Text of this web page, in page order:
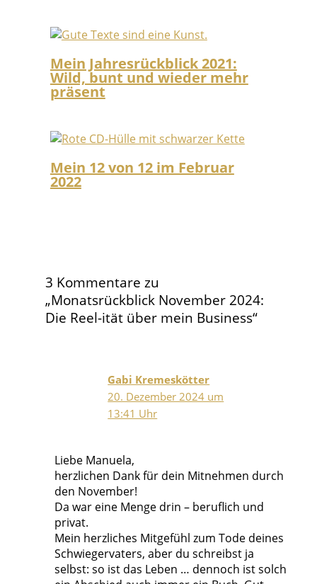
Mein Jahresrückblick 2021:
Wild, bunt und wieder mehr
präsent
Mein 12 von 12 im Februar
2022
3 Kommentare zu
„Monatsrückblick November 2024:
Die Reel-ität über mein Business“
Gabi Kremeskötter
20. Dezember 2024 um
13:41 Uhr
Liebe Manuela,
herzlichen Dank für dein Mitnehmen durch
den November!
Da war eine Menge drin – beruflich und
privat.
Mein herzliches Mitgefühl zum Tode deines
Schwiegervaters, aber du schreibst ja
selbst: so ist das Leben … dennoch ist solch